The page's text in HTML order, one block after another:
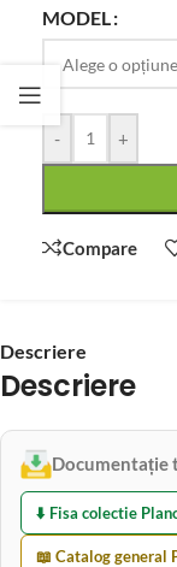
MODEL
- +
Compare
Descriere
Descriere
Documentație
⬇️ Fisa colectie
📖 Catalog general